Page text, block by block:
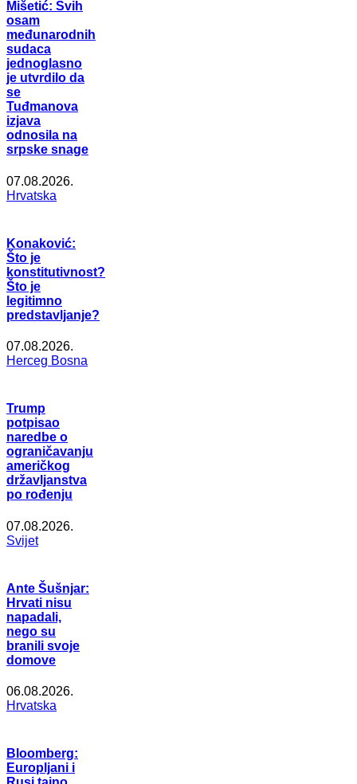
Mišetić: Svih
osam
međunarodnih
sudaca
jednoglasno
je utvrdilo da
se
Tuđmanova
izjava
odnosila na
srpske snage
07.08.2026.
Hrvatska
Konaković:
Što je
konstitutivnost?
Što je
legitimno
predstavljanje?
07.08.2026.
Herceg Bosna
Trump
potpisao
naredbe o
ograničavanju
američkog
državljanstva
po rođenju
07.08.2026.
Svijet
Ante Šušnjar:
Hrvati nisu
napadali,
nego su
branili svoje
domove
06.08.2026.
Hrvatska
Bloomberg:
Europljani i